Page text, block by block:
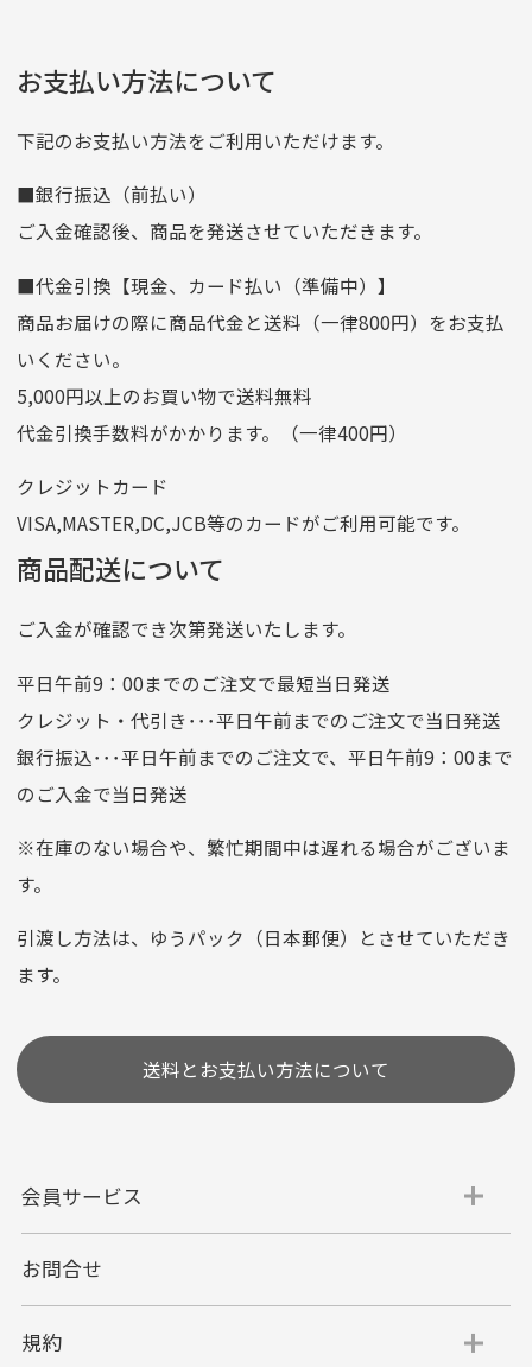
[…]
りますのでご了承くださいませ。
支店名
和歌山支店
口座種別
普通
口座番号
0255557
口座名義
株式会社一条
ゆうちょ銀行
ゆうちょ間
記号
14710
他銀行から
店名
四七八（読みヨンナナハチ）
店番
478
預金種目
普通預金
口座番号
0776226
口座名義
株式会社一条
クレジットカード
選びいただけない場合がございます。
代金引換
代引手数料一律400円
お支払い方法について
下記のお支払い方法をご利用いただけます。
■銀行振込（前払い）
ご入金確認後、商品を発送させていただきます。
■代金引換【現金、カード払い（準備中）】
商品お届けの際に商品代金と送料（一律800円）をお支払
いください。
5,000円以上のお買い物で送料無料
代金引換手数料がかかります。（一律400円）
クレジットカード
VISA,MASTER,DC,JCB等のカードがご利用可能です。
商品配送について
ご入金が確認でき次第発送いたします。
平日午前9：00までのご注文で最短当日発送
クレジット・代引き･･･平日午前までのご注文で当日発送
銀行振込･･･平日午前までのご注文で、平日午前9：00まで
のご入金で当日発送
※在庫のない場合や、繁忙期間中は遅れる場合がございま
す。
引渡し方法は、ゆうパック（日本郵便）とさせていただき
ます。
送料とお支払い方法について
会員サービス
お問合せ
規約